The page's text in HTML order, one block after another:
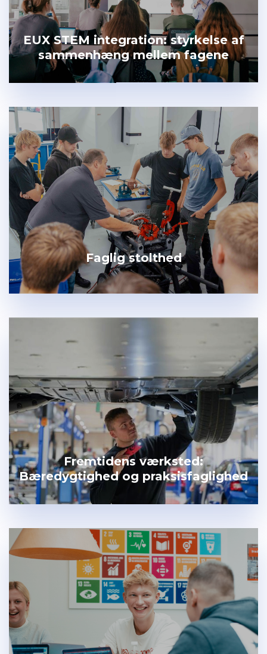
EUX STEM integration: styrkelse af
sammenhæng mellem fagene
Faglig stolthed
Fremtidens værksted:
Bæredygtighed og praksisfaglighed